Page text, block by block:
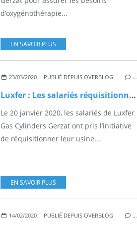
d’oxygénothérapie...
EN SAVOIR PLUS
23/03/2020 PUBLIÉ DEPUIS OVERBLOG …
Luxfer : Les salariés réquisitionnent leur usine
Le 20 janvier 2020, les salariés de Luxfer
Gas Cylinders Gerzat ont pris l’initiative
de réquisitionner leur usine...
EN SAVOIR PLUS
14/02/2020 PUBLIÉ DEPUIS OVERBLOG …